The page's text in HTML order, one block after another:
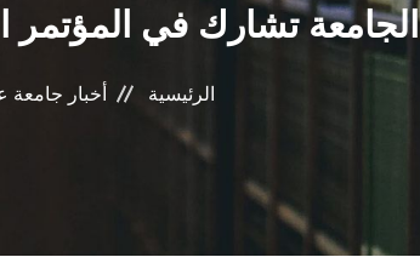
الجامعة تشارك في المؤتمر
الرئيسية أخبار